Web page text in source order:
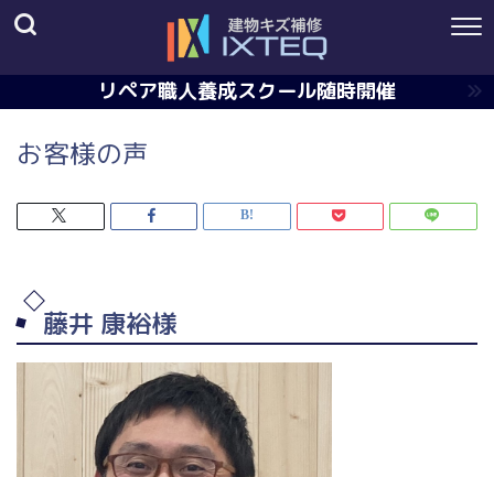
リペア職人養成スクール随時開催
お客様の声
藤井 康裕様